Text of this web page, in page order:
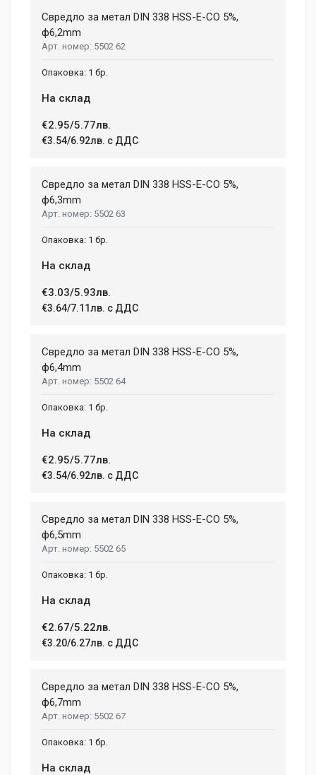
Свредло за метал DIN 338 HSS-E-CO 5%,
ф6,2mm
5502 62
1 бр.
На склад
€2.95/5.77лв.
€3.54/6.92лв. с ДДС
Свредло за метал DIN 338 HSS-E-CO 5%,
ф6,3mm
5502 63
1 бр.
На склад
€3.03/5.93лв.
€3.64/7.11лв. с ДДС
Свредло за метал DIN 338 HSS-E-CO 5%,
ф6,4mm
5502 64
1 бр.
На склад
€2.95/5.77лв.
€3.54/6.92лв. с ДДС
Свредло за метал DIN 338 HSS-E-CO 5%,
ф6,5mm
5502 65
1 бр.
На склад
€2.67/5.22лв.
€3.20/6.27лв. с ДДС
Свредло за метал DIN 338 HSS-E-CO 5%,
ф6,7mm
5502 67
1 бр.
На склад